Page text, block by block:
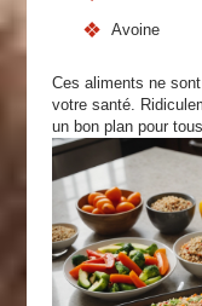
Avoine
Ces aliments ne
votre santé.
un bon plan pour